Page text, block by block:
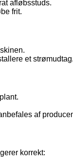
afløbsstuds.
frit.
et strømudtag.
af
korrekt: